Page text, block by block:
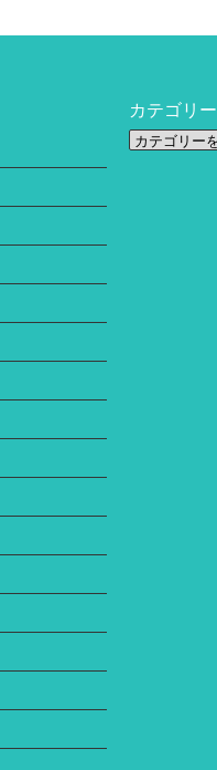
カテゴリー
カ